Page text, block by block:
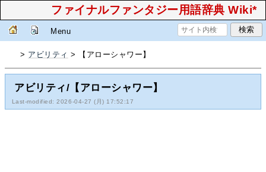
ファイナルファンタジー用語辞典 Wiki*
Menu
> アビリティ > 【アローシャワー】
アビリティ/【アローシャワー】
Last-modified: 2026-04-27 (月) 17:52:17